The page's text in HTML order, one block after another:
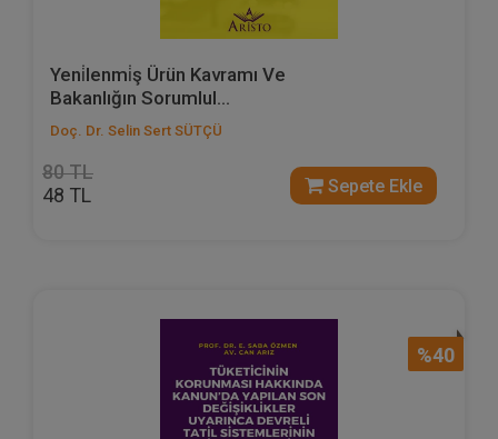
Yeni̇lenmi̇ş Ürün Kavramı Ve
Bakanlığın Sorumlul...
Doç. Dr. Selin Sert SÜTÇÜ
80 TL
48 TL Sepete Ekle
%40